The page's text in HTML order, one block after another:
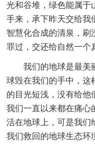
光和谷堆，绿色能属于
手来，承下昨天交给我
智慧化合成的清泉，刷
罪过，交还给自然一个
我们的地球是最美
球毁在我们的手中，这
的目光短浅，没有给他
我们一直以来都在痛心
活在地球上，可是我们
我们救回的地球生态环